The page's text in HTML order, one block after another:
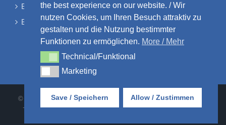
Bidirektionale Differenzdrucksensoren
Barometrische Drucksensoren
© AMSYS GmbH & Co. KG • An der Fahrt 4 • 55124 Mainz • Tel:
+49 6131 469875-0 |AGB•DATENSCHUTZ•IMPRESSUM•
the best experience on our website. / Wir
nutzen Cookies, um Ihren Besuch attraktiv zu
gestalten und die Nutzung bestimmter
Funktionen zu ermöglichen. More / Mehr
Technical/Funktional
Technical/Funktional
MarketingMarketing
Save / Speichern Allow / Zustimmen